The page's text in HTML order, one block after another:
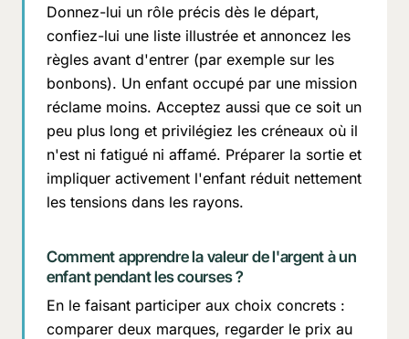
Donnez-lui un rôle précis dès le départ,
confiez-lui une liste illustrée et annoncez les
règles avant d'entrer (par exemple sur les
bonbons). Un enfant occupé par une mission
réclame moins. Acceptez aussi que ce soit un
peu plus long et privilégiez les créneaux où il
n'est ni fatigué ni affamé. Préparer la sortie et
impliquer activement l'enfant réduit nettement
les tensions dans les rayons.
Comment apprendre la valeur de l'argent à un
enfant pendant les courses ?
En le faisant participer aux choix concrets :
comparer deux marques, regarder le prix au